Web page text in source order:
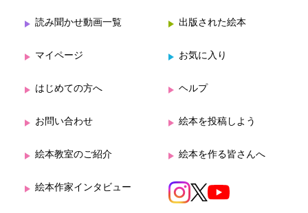
読み聞かせ動画一覧 出版された絵本
マイページ お気に入り
はじめての方へ ヘルプ
お問い合わせ 絵本を投稿しよう
絵本教室のご紹介 絵本を作る皆さんへ
絵本作家インタビュー